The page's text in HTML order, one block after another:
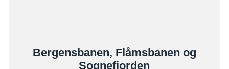
Bergensbanen, Flåmsbanen og
Sognefjorden